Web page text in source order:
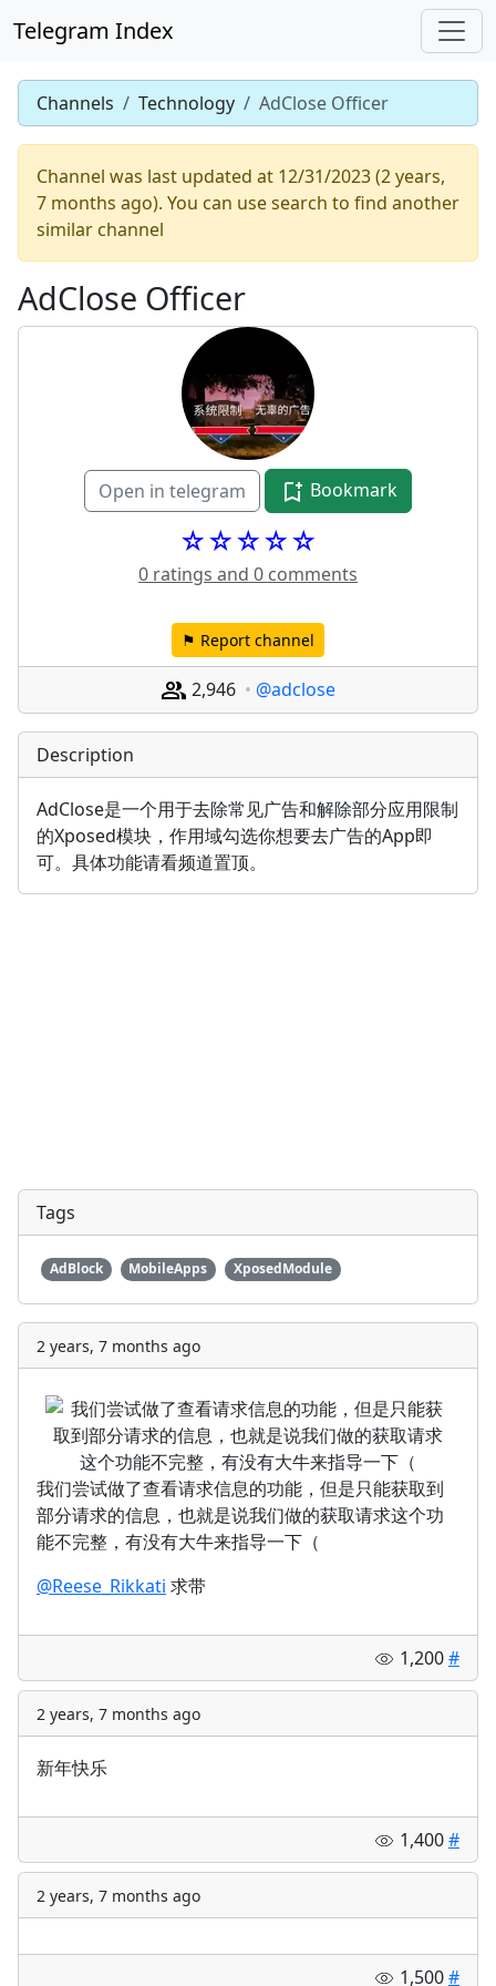
Telegram Index
Channels Technology AdClose Officer
Channel was last updated at 12/31/2023 (2 years,
7 months ago). You can use search to find another
similar channel
AdClose Officer
Open in telegram Bookmark
☆☆☆☆☆
0 ratings and 0 comments
⚑ Report channel
2,946 @adclose
Description
AdClose是一个用于去除常见广告和解除部分应用限制
的Xposed模块，作用域勾选你想要去广告的App即
可。具体功能请看频道置顶。
Tags
AdBlock MobileApps XposedModule
2 years, 7 months ago
我们尝试做了查看请求信息的功能，但是只能获取到
部分请求的信息，也就是说我们做的获取请求这个功
能不完整，有没有大牛来指导一下（
@Reese_Rikkati 求带
1,200#
2 years, 7 months ago
新年快乐
1,400#
2 years, 7 months ago
1,500#